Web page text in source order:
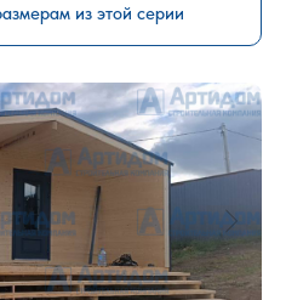
из этой серии